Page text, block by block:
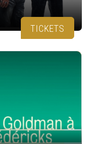
TICKETS